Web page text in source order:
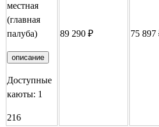
местная
(главная
палуба)
описание
Доступные
каюты: 1
216
89 290 ₽ 75 897